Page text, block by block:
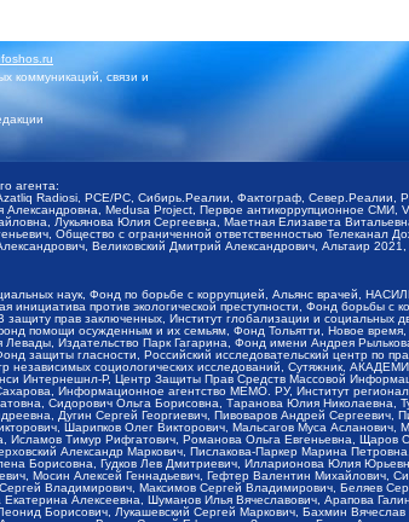
коммуникаций, связи и
агента:
Radiosi, PCE/PC, Сибирь.Реалии, Фактограф, Север.Реалии,
Medusa Project, Первое антикоррупционное
Лукьянова Юлия Сергеевна, Маетная Елизавета
Общество с ограниченной ответственностью
Великовский Дмитрий Александрович, Альтаир
наук, Фонд по борьбе с коррупцией, Альянс врачей,
против экологической преступности, Фонд борьбы
прав заключенных, Институт глобализации и
помощи осужденным и их семьям, Фонд Тольятти, Новое
Издательство Парк Гагарина, Фонд имени Андрея
гласности, Российский исследовательский центр по
независимых социологических исследований, Сутяжник,
Интернешнл-Р, Центр Защиты Прав Средств Массовой
Информационное агентство МЕМО. РУ, Институт
Сидорович Ольга Борисовна, Таранова Юлия Николаевна,
Дугин Сергей Георгиевич, Пивоваров Андрей Сергеевич,
Шарипков Олег Викторович, Мальсагов Муса
Тимур Рифгатович, Романова Ольга Евгеньевна,
Александр Маркович, Пислакова-Паркер Марина
Борисовна, Гудков Лев Дмитриевич, Илларионова Юлия
Мосин Алексей Геннадьевич, Гефтер Валентин Михайлович,
Владимирович, Максимов Сергей Владимирович, Беляев
Алексеевна, Шуманов Илья Вячеславович, Арапова
Борисович, Лукашевский Сергей Маркович, Бахмин